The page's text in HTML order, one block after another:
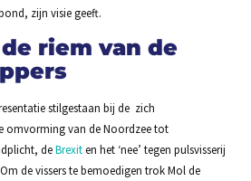
zijn visie geeft.
riem van de
stilgestaan bij de zich
omvorming van de Noordzee tot
deBrexiten het ‘nee’ tegen pulsvisserij
de vissers te bemoedigen trok Mol de